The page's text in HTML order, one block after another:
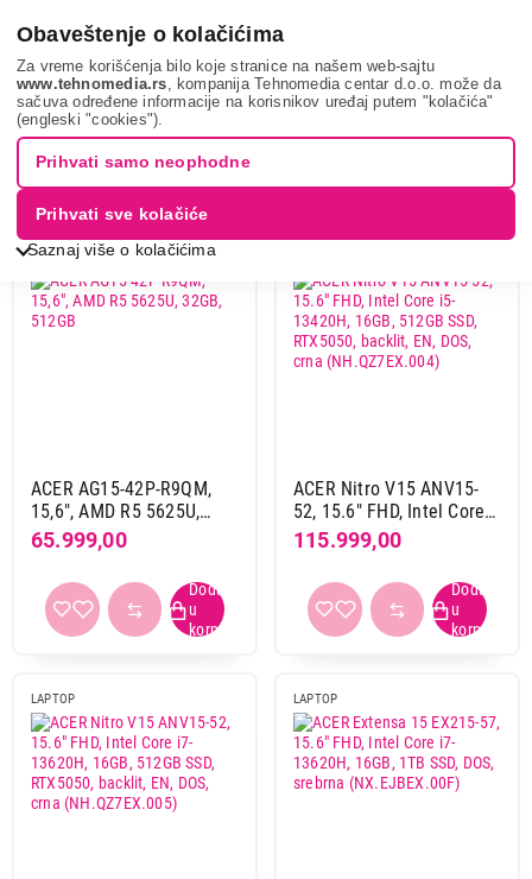
Obaveštenje o kolačićima
Za vreme korišćenja bilo koje stranice na našem web-sajtu
www.tehnomedia.rs , kompanija Tehnomedia centar d.o.o. može da
sačuva određene informacije na korisnikov uređaj putem "kolačića"
(engleski "cookies").
Saznaj više o kolačićima
Prihvati samo neophodne
Prihvati sve kolačiće
TOP LAPTOP AKCIJA
Sortiranje Prikaz
LAPTOP
ACER AG15-42P-R9QM,
15,6", AMD R5 5625U,
32GB, 512GB
65.999,00
ACER Nitro V15 ANV15-
52, 15.6" FHD, Intel Core
i5-13420H, 16GB, 512GB
SSD, RTX5050, backlit, EN,
DOS, crna
(NH.QZ7EX.004)
115.999,00
LAPTOP LAPTOP